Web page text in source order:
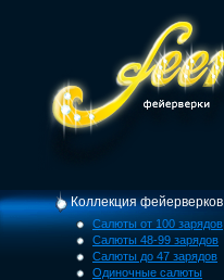
Коллекция фейерверков
Салюты от 100 зарядов
Салюты 48-99 зарядов
Салюты до 47 зарядов
Одиночные салюты